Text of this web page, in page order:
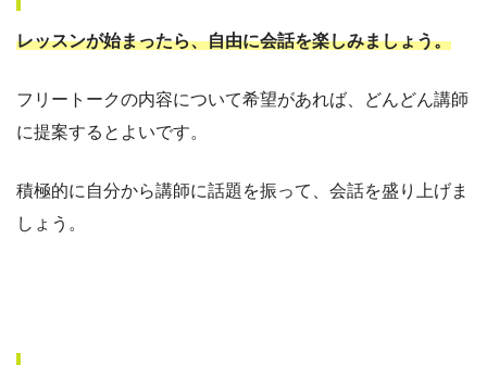
レッスンが始まったら、自由に会話を楽しみましょう。
フリートークの内容について希望があれば、どんどん講師
に提案するとよいです。
積極的に自分から講師に話題を振って、会話を盛り上げま
しょう。